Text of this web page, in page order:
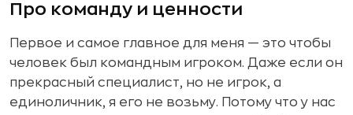
Про команду и ценности
Первое и самое главное для меня — это чтобы
человек был командным игроком. Даже если он
прекрасный специалист, но не игрок, а
единоличник, я его не возьму. Потому что у нас